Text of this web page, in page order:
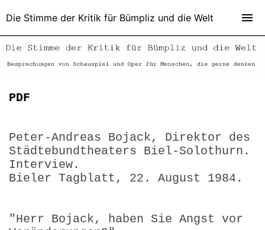
PDF
Peter-Andreas Bojack, Direktor des
Städtebundtheaters Biel-Solothurn.
Interview.
Bieler Tagblatt, 22. August 1984.
"Herr Bojack, haben Sie Angst vor
Die Stimme der Kritik für Bümpliz und die Welt